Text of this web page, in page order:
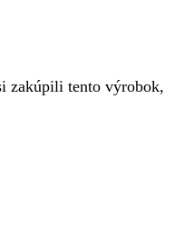
zakúpili tento výrobok,